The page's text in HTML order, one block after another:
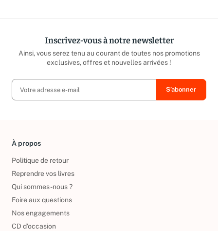
Inscrivez-vous à notre newsletter
Ainsi, vous serez tenu au courant de toutes nos promotions
exclusives, offres et nouvelles arrivées !
À propos
Politique de retour
Reprendre vos livres
Qui sommes-nous ?
Foire aux questions
Nos engagements
CD d'occasion